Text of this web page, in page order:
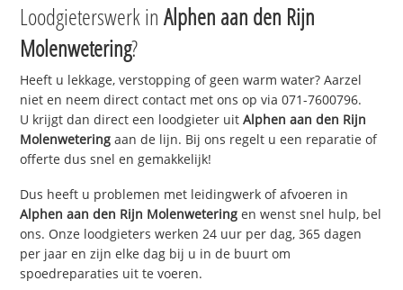
Loodgieterswerk inAlphen aan den Rijn
Molenwetering?
Heeft u lekkage, verstopping of geen warm water? Aarzel
niet en neem direct contact met ons op via 071-7600796.
U krijgt dan direct een loodgieter uitAlphen aan den Rijn
Molenwetering aan de lijn. Bij ons regelt u een reparatie of
offerte dus snel en gemakkelijk!
Dus heeft u problemen met leidingwerk of afvoeren in
Alphen aan den Rijn Molenwetering en wenst snel hulp, bel
ons. Onze loodgieters werken 24 uur per dag, 365 dagen
per jaar en zijn elke dag bij u in de buurt om
spoedreparaties uit te voeren.